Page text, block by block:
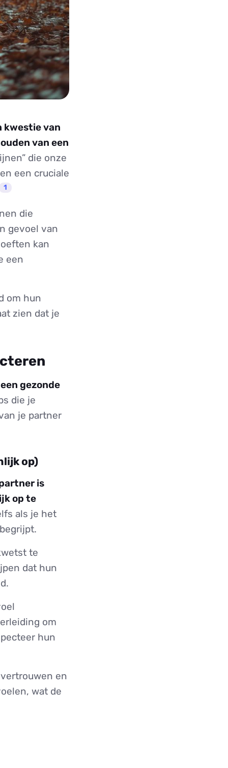
kwestie van
van een
die onze
een cruciale
1
die
gevoel van
kan
een
om hun
zien dat je
gezonde
die je
je partner
op)
is
op te
als je het
te
dat hun
om
hun
en
wat de